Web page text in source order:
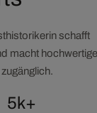
schafft
macht hochwertige
5k+